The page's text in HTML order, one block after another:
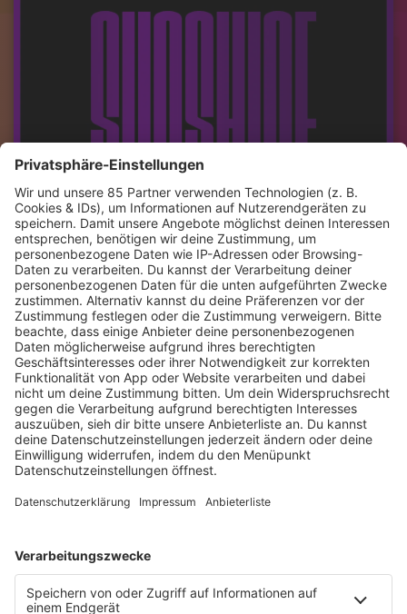
JETZT ABSPIELEN
Jetzt reinhören.
Du hast einen Track, der unbedingt hier
reingehört?Dann sende ihn uns jetzt!
Es läuft: